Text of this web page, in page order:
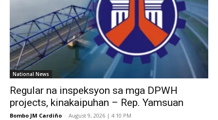
National News
Regular na inspeksyon sa mga DPWH
projects, kinakaipuhan – Rep. Yamsuan
Bombo JM Cardiño - August 9, 2026 | 4:10 PM